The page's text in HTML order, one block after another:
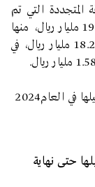
التي تم
تشغيلها في المملكة حتى نهاية عام 2024 نحو 19.8 مليار ريال، منها
استثمارات في مشاريع الطاقة الشمسية بقيمة 18.26 مليار ريال، في
في العام2024
حتى نهاية